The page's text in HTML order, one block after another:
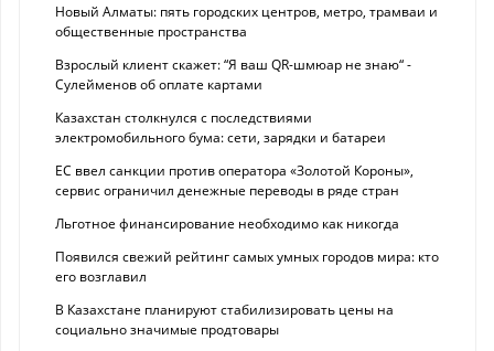
Новый Алматы: пять городских центров, метро, трамваи и
общественные пространства
Взрослый клиент скажет: “Я ваш QR-шмюар не знаю“ -
Сулейменов об оплате картами
Казахстан столкнулся с последствиями
электромобильного бума: сети, зарядки и батареи
ЕС ввел санкции против оператора «Золотой Короны»,
сервис ограничил денежные переводы в ряде стран
Льготное финансирование необходимо как никогда
Появился свежий рейтинг самых умных городов мира: кто
его возглавил
В Казахстане планируют стабилизировать цены на
социально значимые продтовары